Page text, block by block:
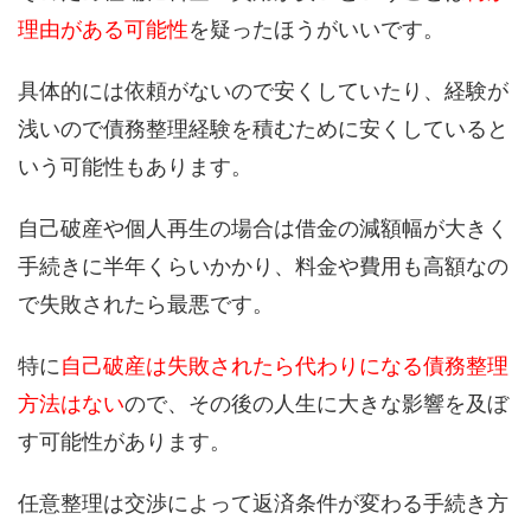
理由がある可能性を疑ったほうがいいです。
具体的には依頼がないので安くしていたり、経験が
浅いので債務整理経験を積むために安くしていると
いう可能性もあります。
自己破産や個人再生の場合は借金の減額幅が大きく
手続きに半年くらいかかり、料金や費用も高額なの
で失敗されたら最悪です。
特に自己破産は失敗されたら代わりになる債務整理
方法はないので、その後の人生に大きな影響を及ぼ
す可能性があります。
任意整理は交渉によって返済条件が変わる手続き方